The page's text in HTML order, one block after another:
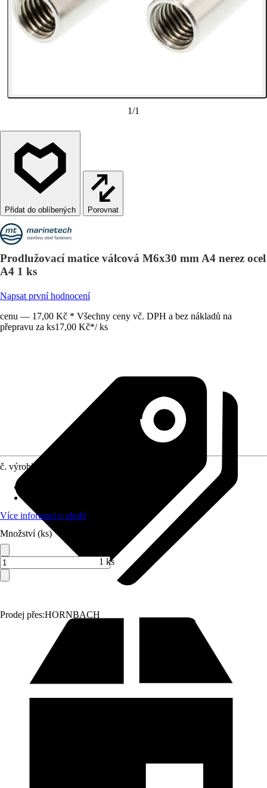
1/1
Porovnat
Prodlužovací matice válcová M6x30 mm A4 nerez ocel
A4 1 ks
Napsat první hodnocení
cenu — 17,00 Kč * Všechny ceny vč. DPH a bez nákladů na
přepravu za ks17,00 Kč*/ ks
Prodej přes:HORNBACH
č. výrobku
Více informací o zboží
Množství (ks)
1 ks